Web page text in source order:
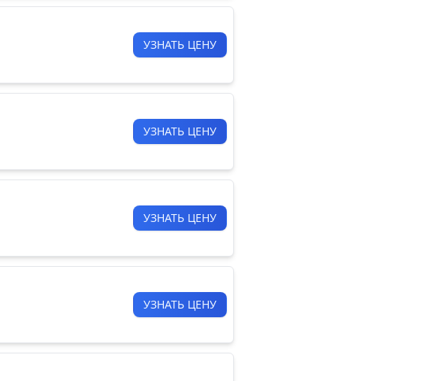
УЗНАТЬ ЦЕНУ
УЗНАТЬ ЦЕНУ
УЗНАТЬ ЦЕНУ
УЗНАТЬ ЦЕНУ